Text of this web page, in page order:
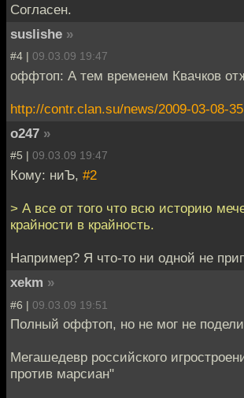
Согласен.
suslishe »
#4 | 09.03.09 19:47
оффтоп: А тем временем Квачков
http://contr.clan.su/news/2009-03-08-
o247 »
#5 | 09.03.09 19:47
Кому: ниЪ, #2
> А все от того что всю историю
крайности в крайность.
Например? Я что-то ни одной не
xekm »
#6 | 09.03.09 19:51
Полный оффтоп, но не мог не
Мегашедевр российского
против марсиан"